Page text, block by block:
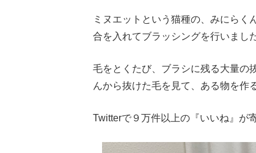
ミヌエットという猫種の、みにらく
合を入れてブラッシングを行いました
毛をとくたび、ブラシに残る大量の
んから抜けた毛を見て、ある物を作
Twitterで９万件以上の『いいね』が